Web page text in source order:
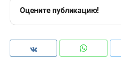
Оцените публикацию!